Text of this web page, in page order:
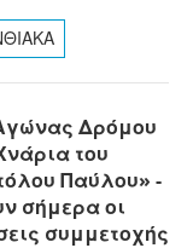
Δρόμου
του
Παύλου» -
σήμερα οι
συμμετοχής